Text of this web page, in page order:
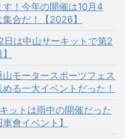
す！今年の開催は10月4
合だ！【2026】
日は中山サーキットで第2
モータースポーツフェス
る一大イベントだった！
ットは雨中の開催だった
會イベント】